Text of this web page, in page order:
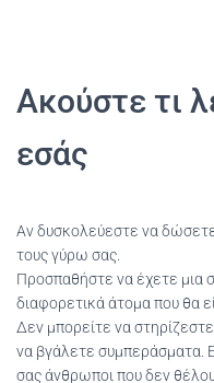
Ακούστε τι
εσάς
Αν δυσκολεύεστε να
τους γύρω σας.
Προσπαθήστε να έχετε μια
διαφορετικά άτομα που θα
Δεν μπορείτε να
να βγάλετε συμπεράσματα.
σας άνθρωποι που δεν